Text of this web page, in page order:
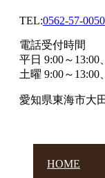
TEL:0562-57-0050
電話受付時間
平日 9:00～13:00
土曜 9:00～13:00
愛知県東海市大
HOME